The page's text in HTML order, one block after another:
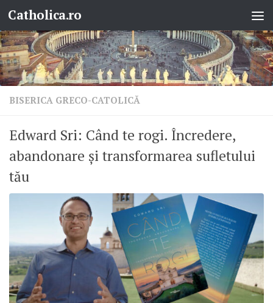
Skip to content
Catholica.ro
BISERICA GRECO-CATOLICĂ
Edward Sri: Când te rogi. Încredere,
abandonare și transformarea sufletului
tău